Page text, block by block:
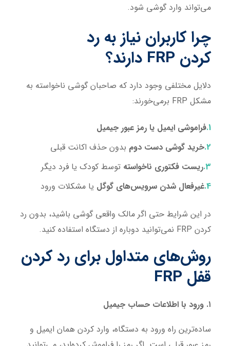
می‌تواند وارد گوشی شود.
چرا کاربران نیاز به رد
کردن FRP دارند؟
دلایل مختلفی وجود دارد که صاحبان گوشی ناخواسته به
مشکل FRP برمی‌خورند:
فراموشی ایمیل یا رمز عبور جیمیل
خرید گوشی دست دوم بدون حذف اکانت قبلی
ریست فکتوری ناخواسته توسط کودک یا فرد دیگر
غیرفعال شدن سرویس‌های گوگل یا مشکلات ورود
در این شرایط حتی اگر مالک واقعی گوشی باشید، بدون رد
کردن FRP نمی‌توانید دوباره از دستگاه استفاده کنید.
روش‌های متداول برای رد کردن
قفل FRP
۱.ورود با اطلاعات حساب جیمیل
ساده‌ترین راه ورود به دستگاه، وارد کردن همان ایمیل و